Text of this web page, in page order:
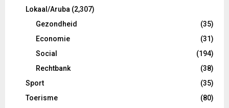
Lokaal/Aruba (2,307)
Gezondheid
(35)
Economie
(31)
Social
(194)
Rechtbank
(38)
Sport
(35)
Toerisme
(80)